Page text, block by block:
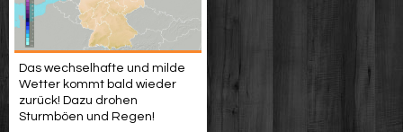
Das wechselhafte und milde
Wetter kommt bald wieder
zurück! Dazu drohen
Sturmböen und Regen!